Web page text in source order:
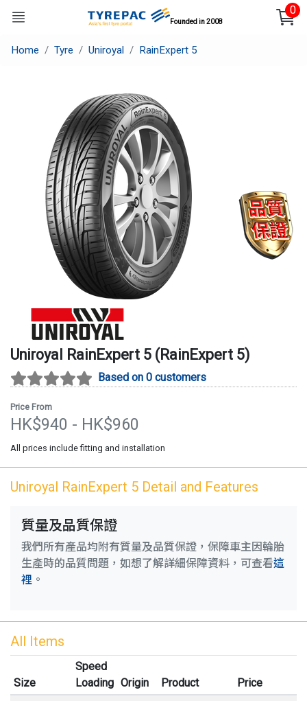
Founded in 2008
0
Home Tyre Uniroyal RainExpert 5
Uniroyal RainExpert 5 (RainExpert 5)
Based on 0 customers
Price From
HK$940 - HK$960
All prices include fitting and installation
Uniroyal RainExpert 5 Detail and Features
質量及品質保證
我們所有產品均附有質量及品質保證，保障車主因輪胎
生產時的品質問題，如想了解詳細保障資料，可查看這
裡 。
All Items
Size
Speed
Loading Origin Product
Price